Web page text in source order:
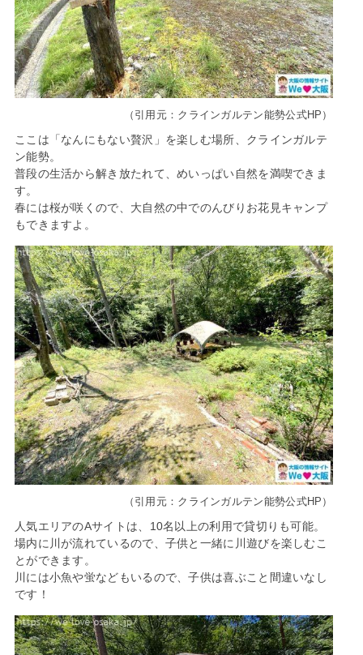
（引用元：クラインガルテン能勢公式HP）
ここは「なんにもない贅沢」を楽しむ場所、クラインガルテ
ン能勢。
普段の生活から解き放たれて、めいっぱい自然を満喫できま
す。
春には桜が咲くので、大自然の中でのんびりお花見キャンプ
もできますよ。
（引用元：クラインガルテン能勢公式HP）
人気エリアのAサイトは、10名以上の利用で貸切りも可能。
場内に川が流れているので、子供と一緒に川遊びを楽しむこ
とができます。
川には小魚や蛍などもいるので、子供は喜ぶこと間違いなし
です！